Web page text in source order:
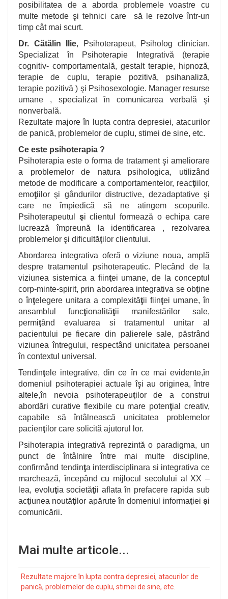
posibilitatea de a aborda problemele voastre cu
multe metode şi tehnici care să le rezolve într-un
timp cât mai scurt.
Dr. Cătălin Ilie, Psihoterapeut, Psiholog clinician.
Specializat în Psihoterapie Integrativă (terapie
cognitiv- comportamentală, gestalt terapie, hipnoză,
terapie de cuplu, terapie pozitivă, psihanaliză,
terapie pozitivă ) şi Psihosexologie. Manager resurse
umane , specializat în comunicarea verbală şi
nonverbală.
Rezultate majore în lupta contra depresiei, atacurilor
de panică, problemelor de cuplu, stimei de sine, etc.
Ce este psihoterapia ?
Psihoterapia este o forma de tratament şi ameliorare
a problemelor de natura psihologica, utilizând
metode de modificare a comportamentelor, reacţiilor,
emoţiilorşi gândurilor distructive, dezadaptativeşi
care ne împiedică să ne atingem scopurile.
Psihoterapeutul şi clientul formează o echipa care
lucrează împreună la identificarea , rezolvarea
problemelor şi dificultăţilor clientului.
Abordarea integrativa oferă o viziune noua, amplă
despre tratamentul psihoterapeutic. Plecând de la
viziunea sistemica a fiinţei umane, de la conceptul
corp-minte-spirit, prin abordarea integrativa se obţine
o înţelegere unitara a complexităţii fiinţei umane, în
ansamblul funcţionalităţii manifestărilor sale,
permiţând evaluarea si tratamentul unitar al
pacientului pe fiecare din palierele sale, păstrând
viziunea întregului, respectând unicitatea persoanei
în contextul universal.
Tendinţele integrative, din ce în ce mai evidente,în
domeniul psihoterapiei actuale îşi au originea, între
altele,în nevoia psihoterapeuţilor de a construi
abordări curative flexibile cu mare potenţial creativ,
capabile să întâlnească unicitatea problemelor
pacienţilor care solicită ajutorul lor.
Psihoterapia integrativă reprezintă o paradigma, un
punct de întâlnire între mai multe discipline,
confirmând tendinţa interdisciplinara si integrativa ce
marchează, începând cu mijlocul secolului al XX –
lea, evoluţia societăţii aflata în prefacere rapida sub
acţiunea noutăţilor apărute în domeniul informaţieişi
comunicării.
Mai multe articole...
Rezultate majore în lupta contra depresiei, atacurilor de
panică, problemelor de cuplu, stimei de sine, etc.